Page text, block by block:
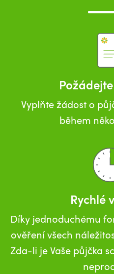
Vyplňte žádost o
během
Rychlé
Díky jednoduchému
ověření všech
Zda-li je Vaše půjčka